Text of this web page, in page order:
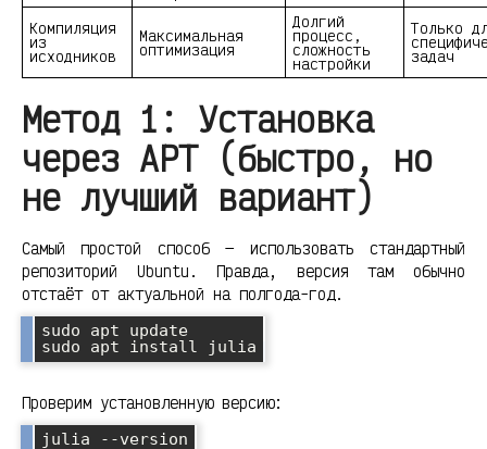
Компиляция
из
исходников
Максимальная
оптимизация
Долгий
процесс,
сложность
настройки
Только
задач
Метод 1: Установка
через APT (быстро, но
не лучший вариант)
Самый простой способ — использовать стандартный
репозиторий Ubuntu. Правда, версия там обычно
отстаёт от актуальной на полгода-год.
sudo apt update
Проверим установленную версию: